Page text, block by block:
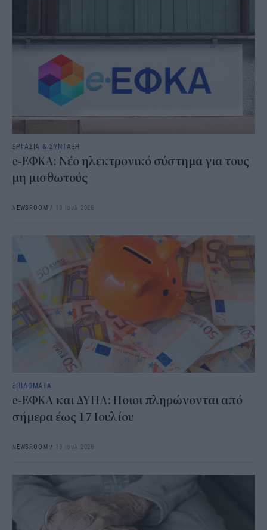
ΕΡΓΑΣΙΑ & ΣΥΝΤΑΞΗ
e-ΕΦΚΑ: Νέο ηλεκτρονικό σύστημα για τους
μη μισθωτούς
NEWSROOM / 13 Ιουλ 2026
ΕΠΙΔΟΜΑΤΑ
e-ΕΦΚΑ και ΔΥΠΑ: Ποιοι πληρώνονται από
σήμερα έως 17 Ιουλίου
NEWSROOM / 13 Ιουλ 2026